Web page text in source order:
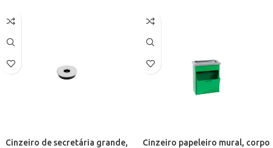
Cinzeiro de secretária grande,
Cinzeiro papeleiro mural, corpo